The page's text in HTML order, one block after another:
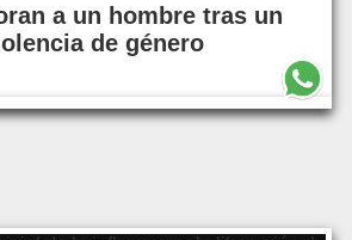
a un hombre tras un
de género